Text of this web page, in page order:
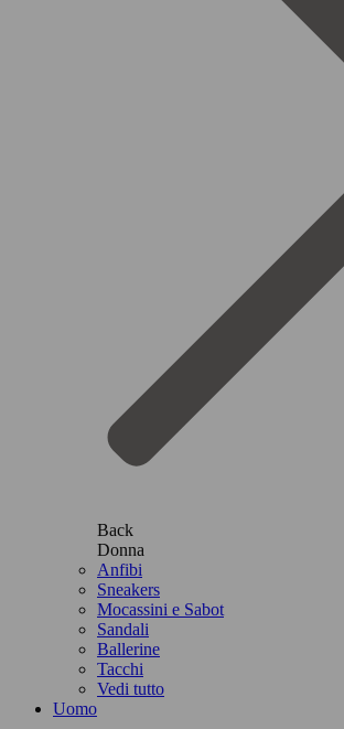
Back
Donna
Anfibi
Sneakers
Mocassini e Sabot
Sandali
Ballerine
Tacchi
Vedi tutto
Uomo